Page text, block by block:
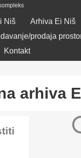
Niš
Arhiva Ei Niš
prodaja
Kontakt
arhiva